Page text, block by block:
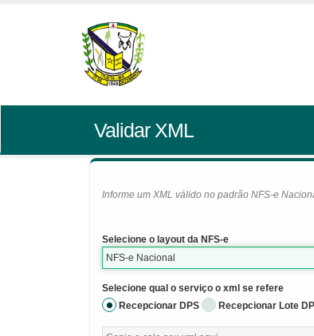
Validar XML
Informe um XML válido no padrão NFS-e
Selecione o layout da NFS-e
NFS-e Nacional
Selecione qual o serviço o xml se refere
Recepcionar DPS
Recepcionar Lote